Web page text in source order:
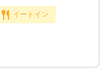
イートイン